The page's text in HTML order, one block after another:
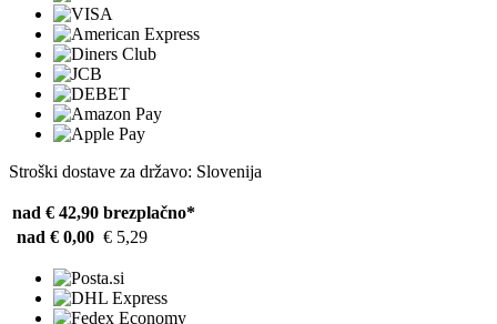
Stroški dostave za državo: Slovenija
nad € 42,90 brezplačno*
nad € 0,00 € 5,29